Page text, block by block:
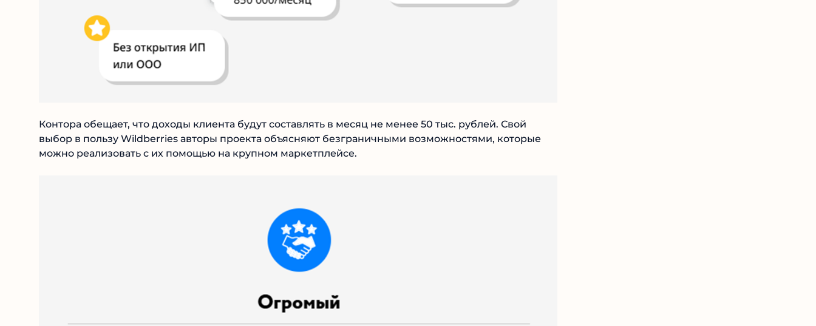
Контора обещает, что доходы клиента будут составлять в месяц не менее 50 тыс. рублей. Свой
выбор в пользу Wildberries авторы проекта объясняют безграничными возможностями, которые
можно реализовать с их помощью на крупном маркетплейсе.